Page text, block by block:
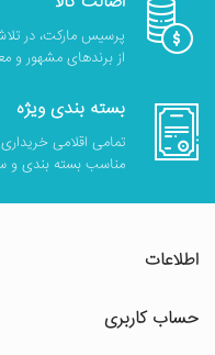
پرسیس مارکت، در
از برندهای مشهور و
بسته بندی ویژه
تمامی اقلامی
مناسب بسته بندی و
اطلاعات
حساب کاربری